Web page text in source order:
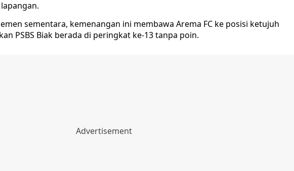
sementara, kemenangan ini membawa Arema FC ke posisi ketujuh
PSBS Biak berada di peringkat ke-13 tanpa poin.